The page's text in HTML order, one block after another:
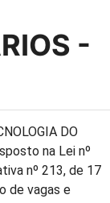
-
DO
na Lei nº
nº 213, de 17
de vagas e